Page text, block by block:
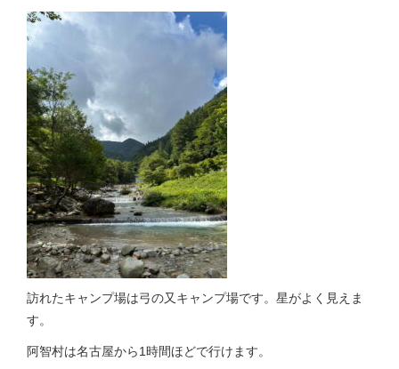
訪れたキャンプ場は弓の又キャンプ場です。星がよく見えま
す。
阿智村は名古屋から1時間ほどで行けます。